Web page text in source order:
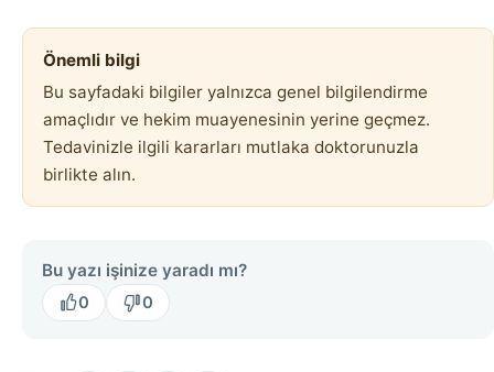
Önemli bilgi
Bu sayfadaki bilgiler yalnızca genel bilgilendirme
amaçlıdır ve hekim muayenesinin yerine geçmez.
Tedavinizle ilgili kararları mutlaka doktorunuzla
birlikte alın.
Bu yazı işinize yaradı mı?
0 0